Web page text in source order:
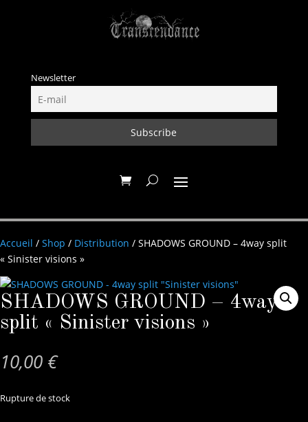
Newsletter
Accueil / Shop / Distribution / SHADOWS GROUND – 4way split
« Sinister visions »
SHADOWS GROUND – 4way
split « Sinister visions »
10,00 €
Rupture de stock